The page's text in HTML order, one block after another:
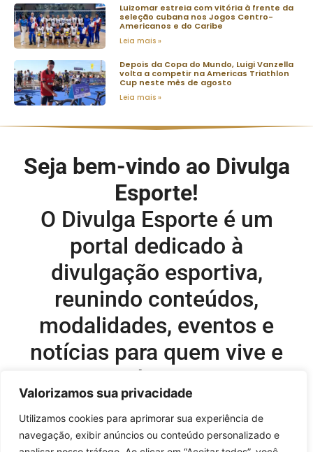
Valorizamos sua privacidade
Utilizamos cookies para aprimorar sua experiência de
navegação, exibir anúncios ou conteúdo personalizado e
Luizomar estreia com vitória à frente da
seleção cubana nos Jogos Centro-
Americanos e do Caribe
Leia mais »
Depois da Copa do Mundo, Luigi Vanzella
volta a competir na Americas Triathlon
Cup neste mês de agosto
Leia mais »
Seja bem-vindo ao Divulga
Esporte!
O Divulga Esporte é um
portal dedicado à
divulgação esportiva,
reunindo conteúdos,
modalidades, eventos e
notícias para quem vive e
acompanha o esporte.
Editor-chefe e comercial do site:
Flavio Perez –flavio@onboardsports.net